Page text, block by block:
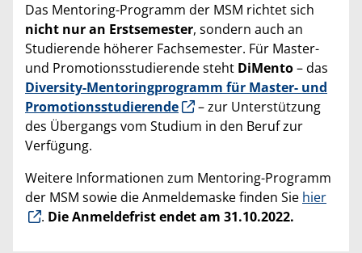
Das Mentoring-Programm der MSM richtet sich
nicht nur an Erstsemester, sondern auch an
Studierende höherer Fachsemester. Für Master-
und Promotionsstudierende steht DiMento– das
Diversity-Mentoringprogramm für Master- und
Promotionsstudierende
– zur Unterstützung
des Übergangs vom Studium in den Beruf zur
Verfügung.
Weitere Informationen zum Mentoring-Programm
der MSM sowie die Anmeldemaske finden Sie hier
. Die Anmeldefrist endet am 31.10.2022.